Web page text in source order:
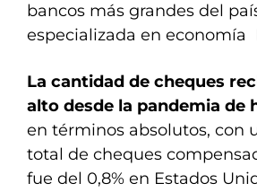
bancos más grandes del
especializada en economía
La cantidad de cheques
alto desde la pandemia de
en términos absolutos, con
total de cheques
fue del 0,8% en Estados